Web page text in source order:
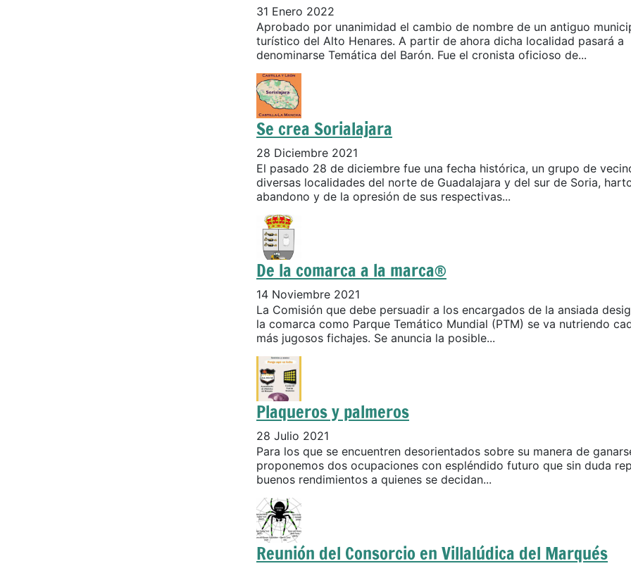
31 Enero 2022
Aprobado por unanimidad el cambio de nombre de un antiguo
turístico del Alto Henares. A partir de ahora dicha localidad pasará a
denominarse Temática del Barón. Fue el cronista oficioso de...
Se crea Sorialajara
28 Diciembre 2021
El pasado 28 de diciembre fue una fecha histórica, un grupo de
diversas localidades del norte de Guadalajara y del sur de Soria,
abandono y de la opresión de sus respectivas...
De la comarca a la marca®
14 Noviembre 2021
La Comisión que debe persuadir a los encargados de la ansiada
la comarca como Parque Temático Mundial (PTM) se va nutriendo
más jugosos fichajes. Se anuncia la posible...
Plaqueros y palmeros
28 Julio 2021
Para los que se encuentren desorientados sobre su manera de
proponemos dos ocupaciones con espléndido futuro que sin duda
buenos rendimientos a quienes se decidan...
Reunión del Consorcio en Villalúdica del Marqués